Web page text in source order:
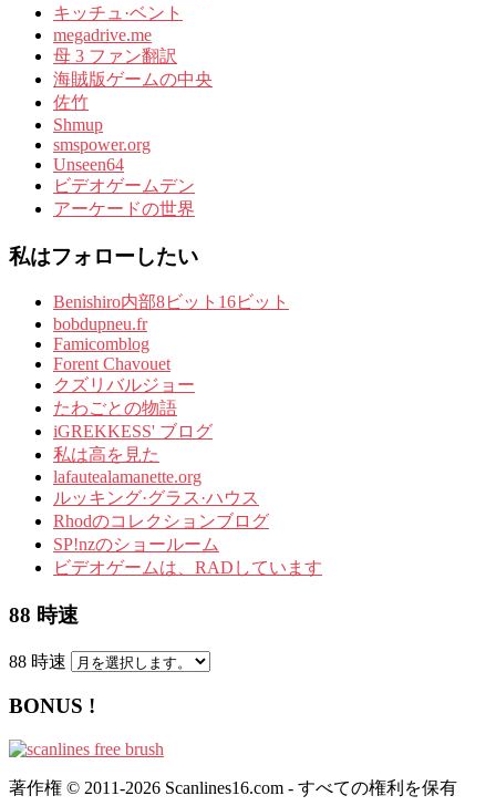
キッチュ·ベント
megadrive.me
母 3 ファン翻訳
海賊版ゲームの中央
佐竹
Shmup
smspower.org
Unseen64
ビデオゲームデン
アーケードの世界
私はフォローしたい
Benishiro内部8ビット16ビット
bobdupneu.fr
Famicomblog
Forent Chavouet
クズリバルジョー
たわごとの物語
iGREKKESS' ブログ
私は高を見た
lafautealamanette.org
ルッキング·グラス·ハウス
Rhodのコレクションブログ
SP!nzのショールーム
ビデオゲームは、RADしています
88 時速
88 時速
BONUS !
著作権 © 2011-2026 Scanlines16.com - すべての権利を保有